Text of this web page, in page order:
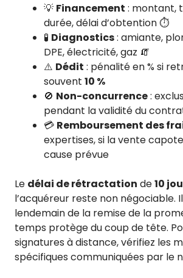
💡 Financement : montant,
durée, délai d’obtention ⏱️
🧪 Diagnostics: amiante,
DPE, électricité, gaz 🧯
⚠️ Dédit : pénalité en % si
souvent 10 %
🚫 Non-concurrence:
pendant la validité du
💳 Remboursement des
expertises, si la vente
cause prévue
Le délai de rétractation de10
l’acquéreur reste non négociable.
lendemain de la remise de la
temps protège du coup de tête.
signatures à distance, vérifiez les
spécifiques communiquées par le